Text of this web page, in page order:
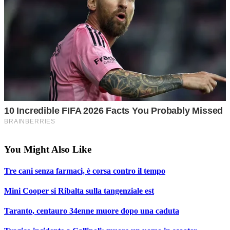
You Might Also Like
Tre cani senza farmaci, è corsa contro il tempo
Mini Cooper si Ribalta sulla tangenziale est
Taranto, centauro 34enne muore dopo una caduta